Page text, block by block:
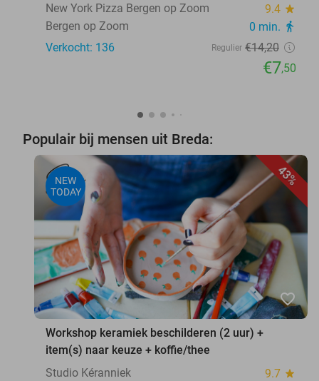
New York Pizza Bergen op Zoom
9.4 star
Bergen op Zoom 0 min. directions_walk
Verkocht: 136 Regulier €14,20
€7,50
Populair bij mensen uit Breda:
43%
NEW
TODAY
favorite_border
Workshop keramiek beschilderen (2 uur) +
item(s) naar keuze + koffie/thee
Studio Kéranniek
9.7 star